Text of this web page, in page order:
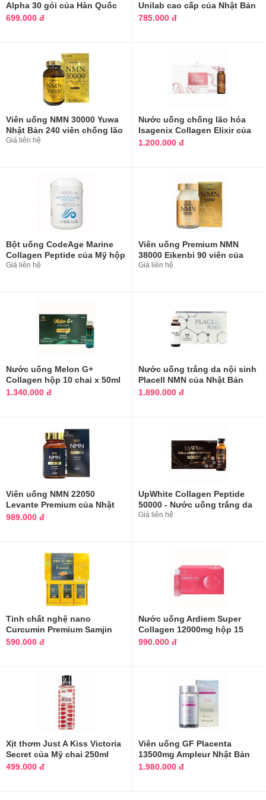
Alpha 30 gói của Hàn Quốc
699.000 đ
Unilab cao cấp của Nhật Bản
785.000 đ
Viên uống NMN 30000 Yuwa
Nhật Bản 240 viên chống lão
hóa
Giá liên hệ
Nước uống chống lão hóa
Isagenix Collagen Elixir của
Mỹ 10 chai
1.200.000 đ
Bột uống CodeAge Marine
Collagen Peptide của Mỹ hộp
450g
Giá liên hệ
Viên uống Premium NMN
38000 Eikenbi 90 viên của
Nhật Bản
Giá liên hệ
Nước uống Melon G+
Collagen hộp 10 chai x 50ml
Nhật Bản
1.340.000 đ
Nước uống trắng da nội sinh
Placell NMN của Nhật Bản
hộp 10 chai
1.890.000 đ
​Viên uống NMN 22050
Levante Premium của Nhật
Bản 90 viên
989.000 đ
UpWhite Collagen Peptide
50000 - Nước uống trắng da
cao cấp
Giá liên hệ
Tinh chất nghệ nano
Curcumin Premium Samjin
Health Hàn Quốc
590.000 đ
Nước uống Ardiem Super
Collagen 12000mg hộp 15
chai
990.000 đ
Xịt thơm Just A Kiss Victoria
Secret của Mỹ chai 250ml
499.000 đ
Viên uống GF Placenta
13500mg Ampleur Nhật Bản
hộp 90 viên
1.980.000 đ